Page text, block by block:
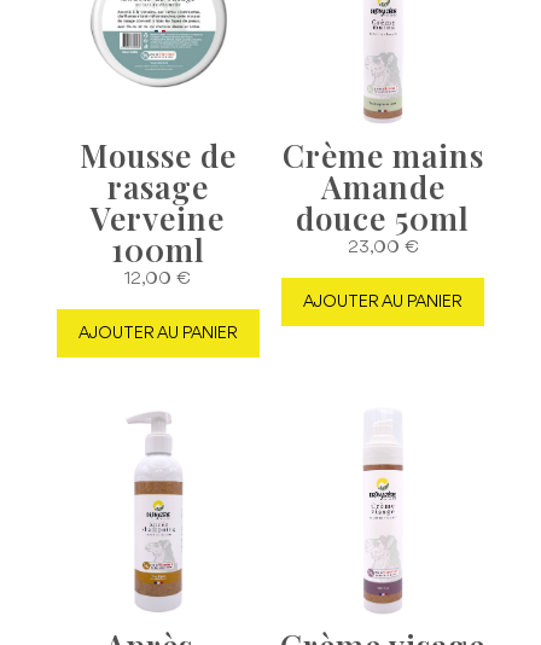
Mousse de
rasage
Verveine
100ml
12,00€
AJOUTER AU PANIER
Crème mains
Amande
douce 50ml
23,00 €
AJOUTER AU PANIER